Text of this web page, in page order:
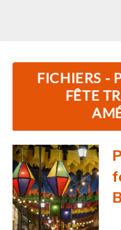
FICHIERS -
FÊTE